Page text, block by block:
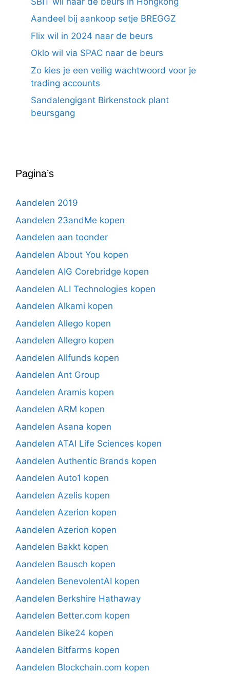
Aandeel bij aankoop setje BREGGZ
Flix wil in 2024 naar de beurs
Oklo wil via SPAC naar de beurs
Zo kies je een veilig wachtwoord voor je
trading accounts
Sandalengigant Birkenstock plant
beursgang
Pagina’s
Aandelen 2019
Aandelen 23andMe kopen
Aandelen aan toonder
Aandelen About You kopen
Aandelen AIG Corebridge kopen
Aandelen ALI Technologies kopen
Aandelen Alkami kopen
Aandelen Allego kopen
Aandelen Allegro kopen
Aandelen Allfunds kopen
Aandelen Ant Group
Aandelen Aramis kopen
Aandelen ARM kopen
Aandelen Asana kopen
Aandelen ATAI Life Sciences kopen
Aandelen Authentic Brands kopen
Aandelen Auto1 kopen
Aandelen Azelis kopen
Aandelen Azerion kopen
Aandelen Azerion kopen
Aandelen Bakkt kopen
Aandelen Bausch kopen
Aandelen BenevolentAI kopen
Aandelen Berkshire Hathaway
Aandelen Better.com kopen
Aandelen Bike24 kopen
Aandelen Bitfarms kopen
Aandelen Blockchain.com kopen